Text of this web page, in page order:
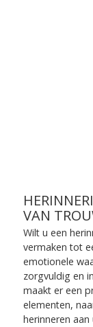
VAN
Wilt u een
vermaken tot
emotionele
zorgvuldig en
maakt er een
elementen,
herinneren